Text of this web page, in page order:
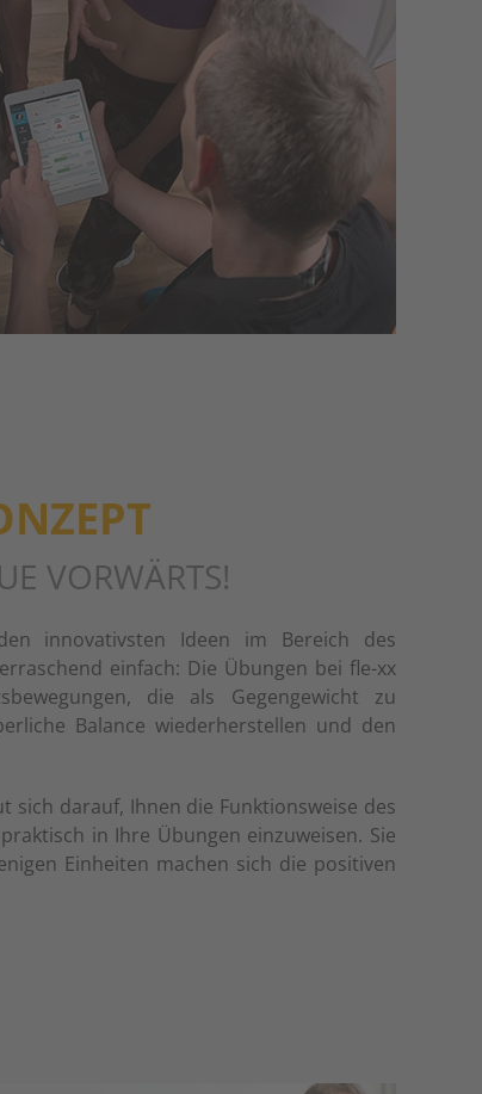
VORWÄRTS!
innovativsten Ideen im Bereich des
einfach: Die Übungen bei fle-xx
die als Gegengewicht zu
Balance wiederherstellen und den
sich darauf, Ihnen die Funktionsweise des
in Ihre Übungen einzuweisen. Sie
Einheiten machen sich die positiven